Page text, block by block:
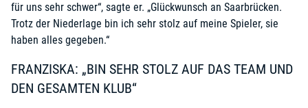
für uns sehr schwer“, sagte er. „Glückwunsch an Saarbrücken.
Trotz der Niederlage bin ich sehr stolz auf meine Spieler, sie
haben alles gegeben.“
FRANZISKA: „BIN SEHR STOLZ AUF DAS TEAM UND
DEN GESAMTEN KLUB“